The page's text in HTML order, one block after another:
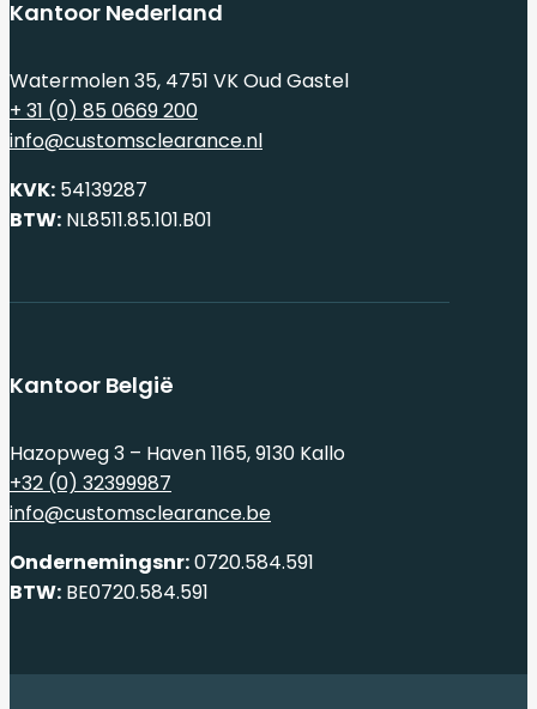
Kantoor Nederland
Watermolen 35, 4751 VK Oud Gastel
+ 31 (0) 85 0669 200
info@customsclearance.nl
KVK: 54139287
BTW: NL8511.85.101.B01
Kantoor België
Hazopweg 3 – Haven 1165, 9130 Kallo
+32 (0) 32399987
info@customsclearance.be
Ondernemingsnr:0720.584.591
BTW: BE0720.584.591